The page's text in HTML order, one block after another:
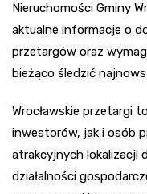
Nieruchomości Gminy
aktualne informacje o
przetargów oraz
bieżąco śledzić
Wrocławskie przetargi
inwestorów, jak i osób
atrakcyjnych lokalizacji
działalności